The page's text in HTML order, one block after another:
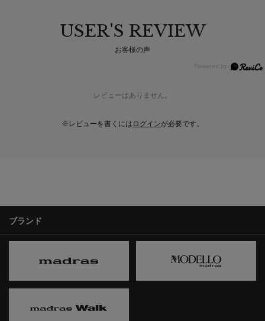
USER'S REVIEW
お客様の声
レビューはありません。
※レビューを書くには ログインが必要です。
ブランド